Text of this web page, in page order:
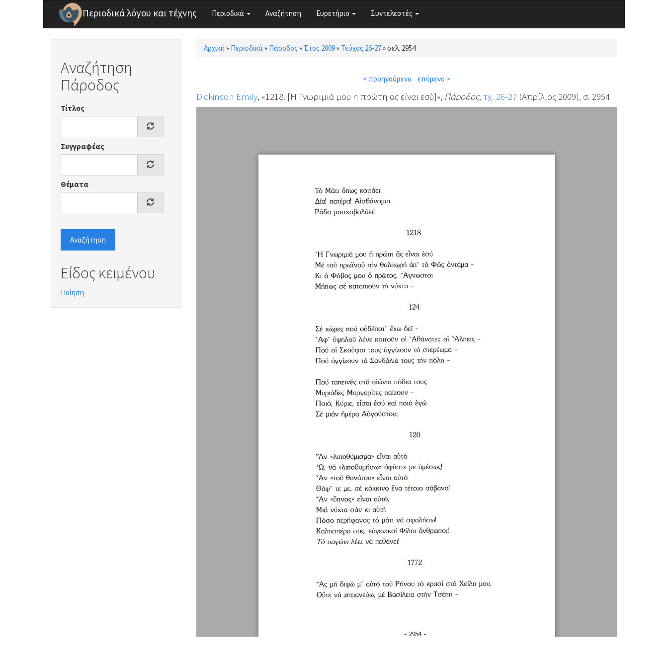
Παράκαμψη προς το κυρίως περιεχόμενο
Περιοδικά λόγου και τέχνης Περιοδικά Αναζήτηση Ευρετήριο Συντελεστές
Αναζήτηση
Πάροδος
Τίτλος
Συγγραφέας
Θέματα
Αναζήτηση
Είδος κειμένου
Ποίηση
Είστε εδώ
Αρχική » Περιοδικά» Πάροδος »Έτος 2009» Τεύχος 26-27»σελ. 2954
< προηγούμενο επόμενο >
Dickinson Emily, «1218. [Η Γνωριμιά μου η πρώτη ας είναι εσύ]», Πάροδος, τχ. 26-27(Απρίλιος 2009), σ. 2954